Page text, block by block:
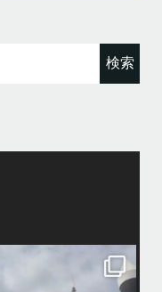
ングツアーへ行って来まし